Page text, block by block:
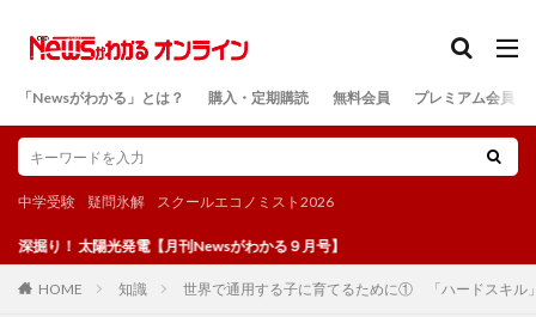
「Newsがわかる」とは？ 購入・定期購読 無料会員 プレミアム会員
中学受験 疑問氷解 スクールエコノミスト2026
陽光発電【月刊Newsがわかる９月号】
HOME 知識 世界で通用する子に育てるために① 「ハードスキル
検索